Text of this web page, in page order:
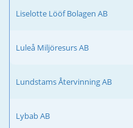
Liselotte Lööf Bolagen AB
Luleå Miljöresurs AB
Lundstams Återvinning AB
Lybab AB